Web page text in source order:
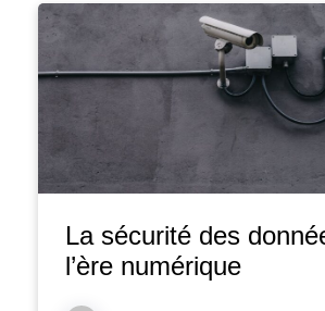
La sécurité des
l’ère numérique